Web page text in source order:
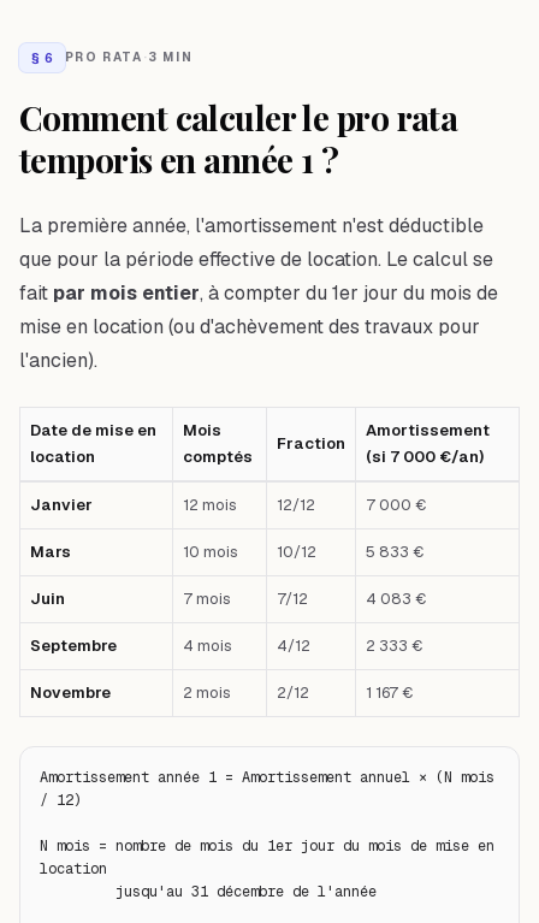
§ 6 PRO RATA · 3 MIN
Comment calculer le pro rata
temporis en année 1 ?
La première année, l'amortissement n'est déductible
que pour la période effective de location. Le calcul se
fait par mois entier, à compter du 1er jour du mois de
mise en location (ou d'achèvement des travaux pour
l'ancien).
Date de mise en
location
Mois
comptés
Fraction
Amortissement
(si 7 000 €/an)
Janvier 12 mois 12/12 7 000 €
Mars 10 mois 10/12 5 833 €
Juin 7 mois 7/12 4 083 €
Septembre 4 mois 4/12 2 333 €
Novembre 2 mois 2/12 1 167 €
Amortissement année 1 = Amortissement annuel × (N mois
/ 12)
N mois = nombre de mois du 1er jour du mois de mise en
location